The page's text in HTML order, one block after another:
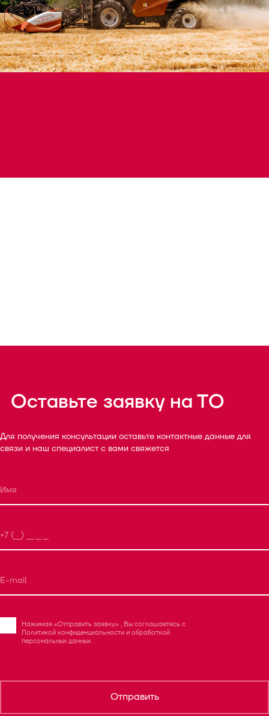
Оставьте заявку на ТО
Для получения консультации оставьте контактные данные для
связи и наш специалист с вами свяжется
Нажимая «Отправить заявку» , Вы соглашаетесь с
Политикой конфиденциальности и обработкой
персональных данных
Отправить